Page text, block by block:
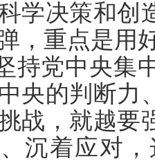
学决策和创
，重点是用
党中央集
央的判断力
战，就越要
沉着应对